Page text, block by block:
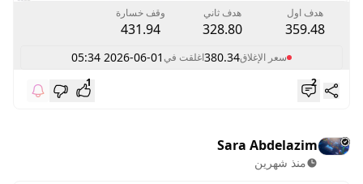
هدف اول
359.48
هدف ثاني
328.80
وقف خسارة
431.94
سعر الإغلاق380.34اغلقت في 2026-06-01 05:34
2
1
Sara Abdelazim
منذ شهرين